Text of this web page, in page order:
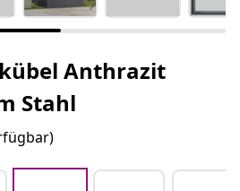
Anthrazit
Stahl